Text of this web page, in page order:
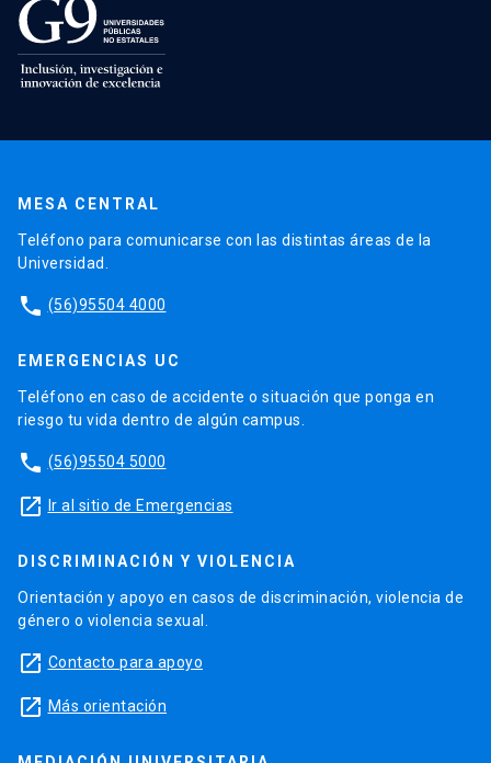
MESA CENTRAL
Teléfono para comunicarse con las distintas áreas de la
Universidad.
phone (56)95504 4000
EMERGENCIAS UC
Teléfono en caso de accidente o situación que ponga en
riesgo tu vida dentro de algún campus.
phone (56)95504 5000
launch Ir al sitio de Emergencias
DISCRIMINACIÓN Y VIOLENCIA
Orientación y apoyo en casos de discriminación, violencia de
género o violencia sexual.
launch Contacto para apoyo
launch Más orientación